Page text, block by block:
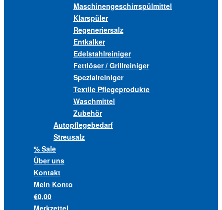
Maschinengeschirrspülmittel
Klarspüler
Regeneriersalz
Entkalker
Edelstahlreiniger
Fettlöser / Grillreiniger
Spezialreiniger
Textile Pflegeprodukte
Waschmittel
Zubehör
Autopflegebedarf
Streusalz
% Sale
Über uns
Kontakt
Mein Konto
€0,00
Merkzettel